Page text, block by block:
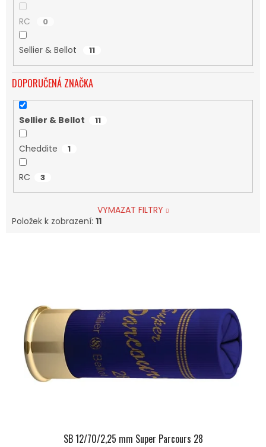
RC 0
Sellier & Bellot 11
DOPORUČENÁ ZNAČKA
Sellier & Bellot 11
Cheddite 1
RC 3
VYMAZAT FILTRY
Položek k zobrazení: 11
SB 12/70/2,25 mm Super Parcours 28